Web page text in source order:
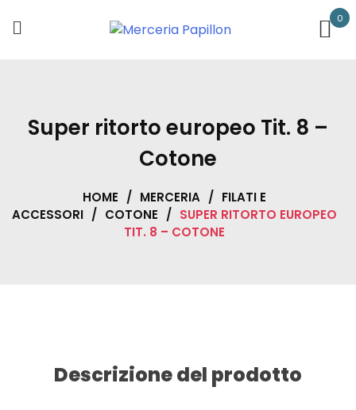
0
Super ritorto europeo Tit. 8 –
Cotone
HOME / MERCERIA / FILATI E
ACCESSORI / COTONE / SUPER RITORTO EUROPEO
TIT. 8 – COTONE
Descrizione del prodotto